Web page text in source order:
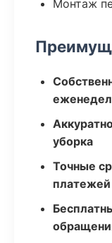
Монтаж
уборка
Точные
платежей